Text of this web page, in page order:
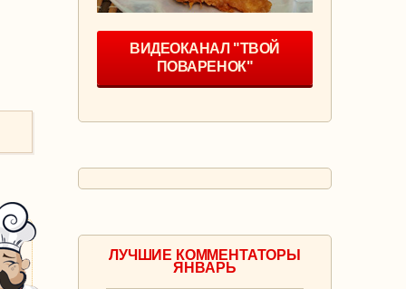
ВИДЕОКАНАЛ "ТВОЙ
ПОВАРЕНОК"
ЛУЧШИЕ КОММЕНТАТОРЫ
ЯНВАРЬ